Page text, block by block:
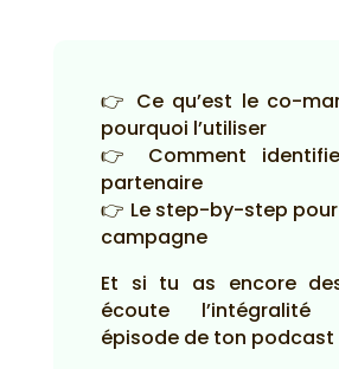
👉 Ce qu’est le co-
pourquoi l’utiliser
👉 Comment
partenaire
👉 Le step-by-step
campagne
Et si tu as encore
écoute
épisode de ton podcast